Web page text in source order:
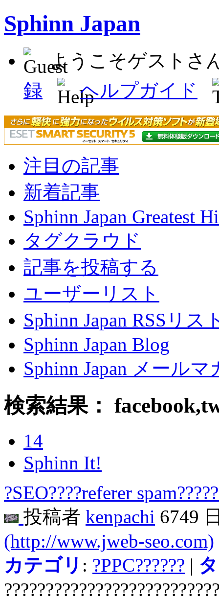
Sphinn Japan
ようこそゲスト
録
ヘルプガイド
注目の記事
新着記事
Sphinn Japan Greatest
タグクラウド
記事を投稿する
ユーザーリスト
Sphinn Japan RSSリス
Sphinn Japan Blog
Sphinn Japan メールマ
検索結果：
14
Sphinn It!
?SEO????referer
投稿者 kenpachi 6749
(http://www.jweb-seo.com)
カテゴリ : ?PPC?????? |